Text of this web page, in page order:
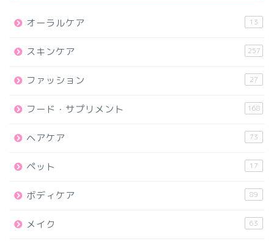
オーラルケア 13
スキンケア 257
ファッション 27
フード・サプリメント 168
ヘアケア 73
ペット 17
ボディケア 89
メイク 63